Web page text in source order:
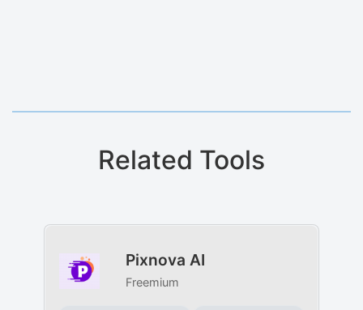
Related Tools
Pixnova AI
Freemium